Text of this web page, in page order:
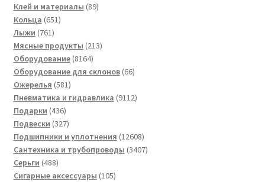
товаров
Клей и материалы 8989
Кольца 651651
Лыжи 761761
товар
Мясные продукты 213213
Оборудование 81648164
товара
Оборудование для склонов 6666
Ожерелья 581581
товар
Пневматика и гидравлика 91129112
Подарки 436436
товаров
Подвески 327327
товаров
Подшипники и уплотнения 1260812608
товаров
Сантехника и трубопроводы 34073407
Серьги 488488
товаров
Сигарные аксессуары 105105